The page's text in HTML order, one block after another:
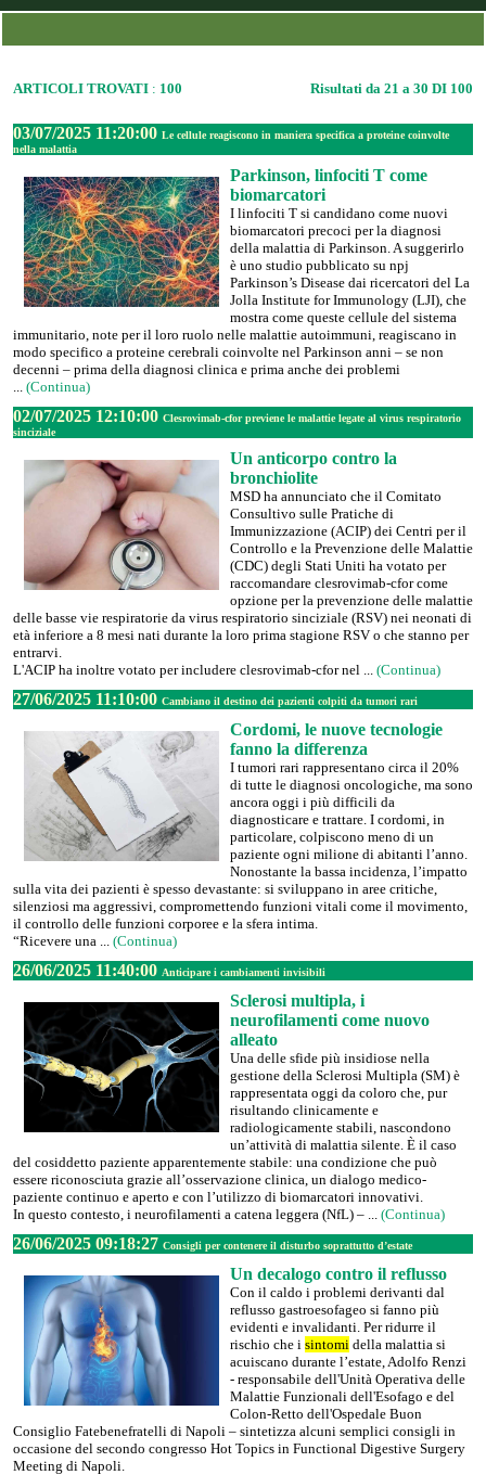
ARTICOLI TROVATI : 100 Risultati da 21 a 30 DI 100
03/07/2025 11:20:00 Le cellule reagiscono in maniera specifica a proteine coinvolte
nella malattia
Parkinson, linfociti T come
biomarcatori
I linfociti T si candidano come nuovi
biomarcatori precoci per la diagnosi
della malattia di Parkinson. A suggerirlo
è uno studio pubblicato su npj
Parkinson’s Disease dai ricercatori del La
Jolla Institute for Immunology (LJI), che
mostra come queste cellule del sistema
immunitario, note per il loro ruolo nelle malattie autoimmuni, reagiscano in
modo specifico a proteine cerebrali coinvolte nel Parkinson anni – se non
decenni – prima della diagnosi clinica e prima anche dei problemi
... (Continua)
02/07/2025 12:10:00 Clesrovimab-cfor previene le malattie legate al virus respiratorio
sinciziale
Un anticorpo contro la
bronchiolite
MSD ha annunciato che il Comitato
Consultivo sulle Pratiche di
Immunizzazione (ACIP) dei Centri per il
Controllo e la Prevenzione delle Malattie
(CDC) degli Stati Uniti ha votato per
raccomandare clesrovimab-cfor come
opzione per la prevenzione delle malattie
delle basse vie respiratorie da virus respiratorio sinciziale (RSV) nei neonati di
età inferiore a 8 mesi nati durante la loro prima stagione RSV o che stanno per
entrarvi.
L'ACIP ha inoltre votato per includere clesrovimab-cfor nel ... (Continua)
27/06/2025 11:10:00 Cambiano il destino dei pazienti colpiti da tumori rari
Cordomi, le nuove tecnologie
fanno la differenza
I tumori rari rappresentano circa il 20%
di tutte le diagnosi oncologiche, ma sono
ancora oggi i più difficili da
diagnosticare e trattare. I cordomi, in
particolare, colpiscono meno di un
paziente ogni milione di abitanti l’anno.
Nonostante la bassa incidenza, l’impatto
sulla vita dei pazienti è spesso devastante: si sviluppano in aree critiche,
silenziosi ma aggressivi, compromettendo funzioni vitali come il movimento,
il controllo delle funzioni corporee e la sfera intima.
“Ricevere una ... (Continua)
26/06/2025 11:40:00 Anticipare i cambiamenti invisibili
Sclerosi multipla, i
neurofilamenti come nuovo
alleato
Una delle sfide più insidiose nella
gestione della Sclerosi Multipla (SM) è
rappresentata oggi da coloro che, pur
risultando clinicamente e
radiologicamente stabili, nascondono
un’attività di malattia silente. È il caso
del cosiddetto paziente apparentemente stabile: una condizione che può
essere riconosciuta grazie all’osservazione clinica, un dialogo medico-
paziente continuo e aperto e con l’utilizzo di biomarcatori innovativi.
In questo contesto, i neurofilamenti a catena leggera (NfL) – ... (Continua)
26/06/2025 09:18:27 Consigli per contenere il disturbo soprattutto d’estate
Un decalogo contro il reflusso
Con il caldo i problemi derivanti dal
reflusso gastroesofageo si fanno più
evidenti e invalidanti. Per ridurre il
rischio che i sintomi della malattia si
acuiscano durante l’estate, Adolfo Renzi
- responsabile dell'Unità Operativa delle
Malattie Funzionali dell'Esofago e del
Colon-Retto dell'Ospedale Buon
Consiglio Fatebenefratelli di Napoli – sintetizza alcuni semplici consigli in
occasione del secondo congresso Hot Topics in Functional Digestive Surgery
Meeting di Napoli.